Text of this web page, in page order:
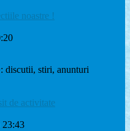
noastre !
discutii, stiri, anunturi
de activitate
23:43